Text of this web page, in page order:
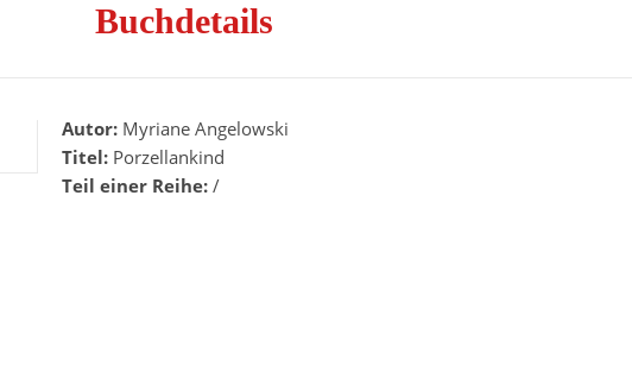
Buchdetails
Autor: Myriane Angelowski
Titel: Porzellankind
Teil einer Reihe: /